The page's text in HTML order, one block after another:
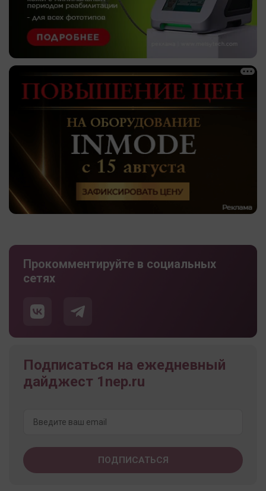
Прокомментируйте в социальных
сетях
Подписаться на ежедневный
дайджест 1nep.ru